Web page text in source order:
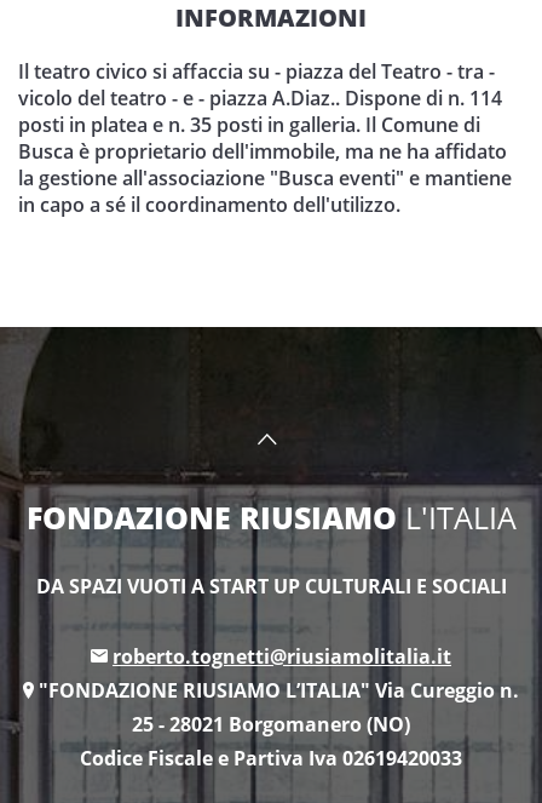
INFORMAZIONI
Il teatro civico si affaccia su - piazza del Teatro - tra -
vicolo del teatro - e - piazza A.Diaz.. Dispone di n. 114
posti in platea e n. 35 posti in galleria. Il Comune di
Busca è proprietario dell'immobile, ma ne ha affidato
la gestione all'associazione "Busca eventi" e mantiene
in capo a sé il coordinamento dell'utilizzo.
FONDAZIONE RIUSIAMOL'ITALIA
DA SPAZI VUOTI A START UP CULTURALI E SOCIALI
roberto.tognetti@riusiamolitalia.it
"FONDAZIONE RIUSIAMO L’ITALIA" Via Cureggio n.
25 - 28021 Borgomanero (NO)
Codice Fiscale e Partiva Iva 02619420033